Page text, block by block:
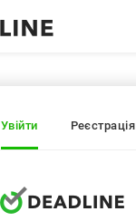
Увійти Реєстрація